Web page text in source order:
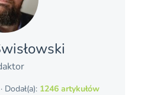
· Dodał(a): 1246 artykułów